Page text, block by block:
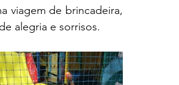
viagem de brincadeira,
alegria e sorrisos.